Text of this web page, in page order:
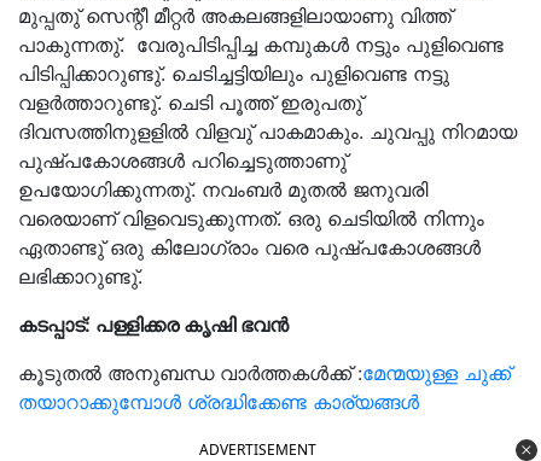
മുപ്പതു് സെന്റീ മീറ്റർ അകലങ്ങളിലായാണു വിത്ത്
പാകുന്നതു്. വേരുപിടിപ്പിച്ച കമ്പുകൾ നട്ടും പുളിവെണ്ട
പിടിപ്പിക്കാറുണ്ടു്. ചെടിച്ചട്ടിയിലും പുളിവെണ്ട നട്ടു
വളർത്താറുണ്ടു്. ചെടി പൂത്ത് ഇരുപതു്
ദിവസത്തിനുളളിൽ വിളവു് പാകമാകും. ചുവപ്പു നിറമായ
പുഷ്പകോശങ്ങൾ പറിച്ചെടുത്താണു്
ഉപയോഗിക്കുന്നതു്. നവംബർ മുതൽ ജനുവരി
വരെയാണ് വിളവെടുക്കുന്നത്. ഒരു ചെടിയിൽ നിന്നും
ഏതാണ്ടു് ഒരു കിലോഗ്രാം വരെ പുഷ്പകോശങ്ങൾ
ലഭിക്കാറുണ്ടു്.
കടപ്പാട്: പള്ളിക്കര കൃഷി ഭവൻ
കൂടുതൽ അനുബന്ധ വാർത്തകൾക്ക് :മേന്മയുള്ള ചുക്ക്
തയാറാക്കുമ്പോൾ ശ്രദ്ധിക്കേണ്ട കാര്യങ്ങൾ
ADVERTISEMENT